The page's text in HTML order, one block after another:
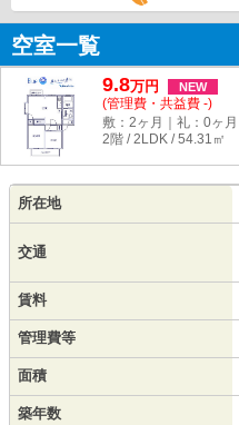
空室一覧
9.8万円 NEW
(管理費・共益費 -)
敷：2ヶ月｜礼：0ヶ月
2階 / 2LDK / 54.31㎡
所在地
交通
賃料
管理費等
面積
築年数